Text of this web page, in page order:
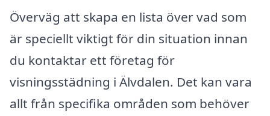
Överväg att skapa en lista över vad som
är speciellt viktigt för din situation innan
du kontaktar ett företag för
visningsstädning i Älvdalen. Det kan vara
allt från specifika områden som behöver